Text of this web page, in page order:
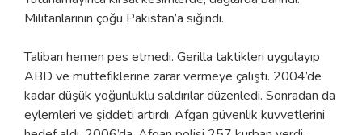
Militanlarının çoğu Pakistan’a sığındı.
Taliban hemen pes etmedi. Gerilla taktikleri uygulayıp
ABD ve müttefiklerine zarar vermeye çalıştı. 2004’de
kadar düşük yoğunluklu saldırılar düzenledi. Sonradan da
eylemleri ve şiddeti artırdı. Afgan güvenlik kuvvetlerini